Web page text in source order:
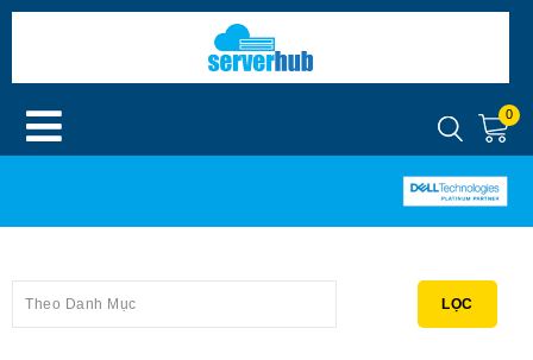
0
Theo Danh Mục LỌC